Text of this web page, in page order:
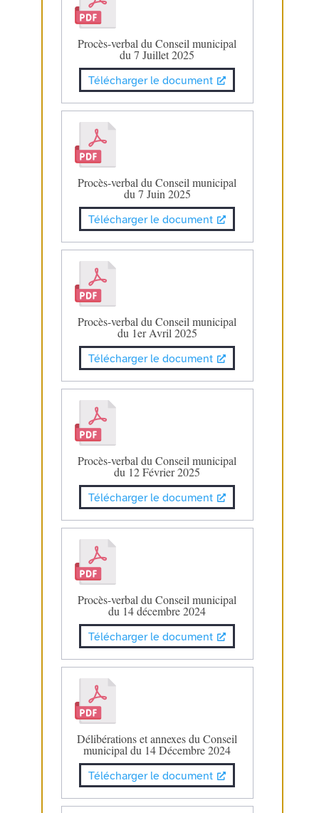
Procès-verbal du Conseil municipal
du 7 Juillet 2025
Télécharger le document
Procès-verbal du Conseil municipal
du 7 Juin 2025
Télécharger le document
Procès-verbal du Conseil municipal
du 1er Avril 2025
Télécharger le document
Procès-verbal du Conseil municipal
du 12 Février 2025
Télécharger le document
Procès-verbal du Conseil municipal
du 14 décembre 2024
Télécharger le document
Délibérations et annexes du Conseil
municipal du 14 Décembre 2024
Télécharger le document